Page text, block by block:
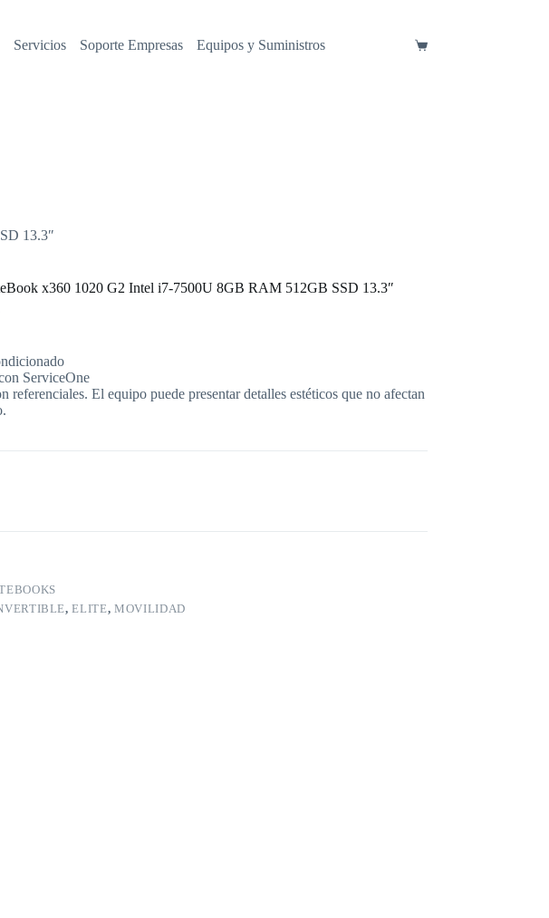
Servicios Soporte Empresas Equipos y Suministros
Carro
13.3″
x360 1020 G2 Intel i7-7500U 8GB RAM 512GB SSD 13.3″
ServiceOne
referenciales. El equipo puede presentar detalles estéticos que no afectan
,ELITE, MOVILIDAD